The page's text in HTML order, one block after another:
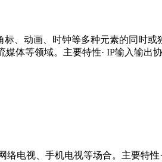
、动画、时钟等多种元素的同时或
体等领域。主要特性· IP输入输出
电视、手机电视等场合。主要特性